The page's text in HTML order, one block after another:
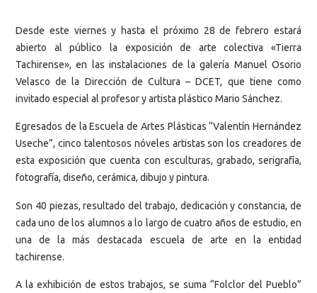
Desde este viernes y hasta el próximo 28 de febrero estará
abierto al público la exposición de arte colectiva «Tierra
Tachirense», en las instalaciones de la galería Manuel Osorio
Velasco de la Dirección de Cultura – DCET, que tiene como
invitado especial al profesor y artista plástico Mario Sánchez.
Egresados de la Escuela de Artes Plásticas “Valentín Hernández
Useche”, cinco talentosos nóveles artistas son los creadores de
esta exposición que cuenta con esculturas, grabado, serigrafía,
fotografía, diseño, cerámica, dibujo y pintura.
Son 40 piezas, resultado del trabajo, dedicación y constancia, de
cada uno de los alumnos a lo largo de cuatro años de estudio, en
una de la más destacada escuela de arte en la entidad
tachirense.
A la exhibición de estos trabajos, se suma “Folclor del Pueblo”